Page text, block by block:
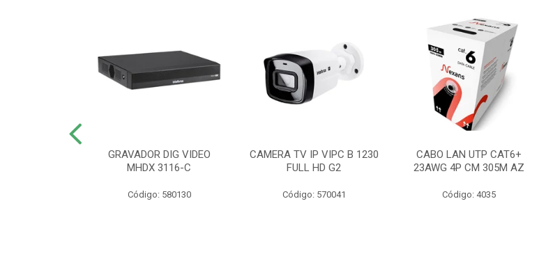
GRAVADOR DIG VIDEO
MHDX 3116-C
Código: 580130
CAMERA TV IP VIPC B 1230
FULL HD G2
Código: 570041
CABO LAN UTP CAT6+
23AWG 4P CM 305M AZ
Código: 4035